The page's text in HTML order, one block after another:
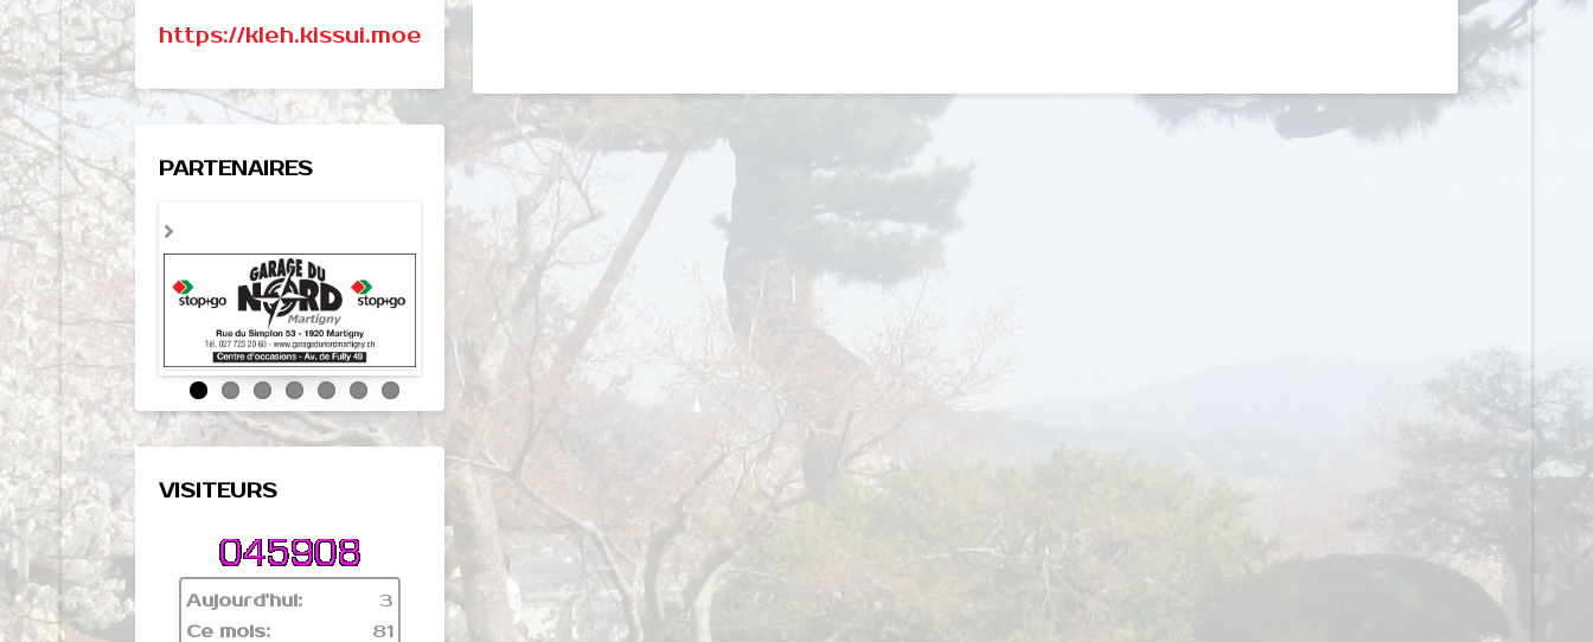
https://kleh.kissui.moe
PARTENAIRES
VISITEURS
Aujourd'hui:
3
Ce mois:
81